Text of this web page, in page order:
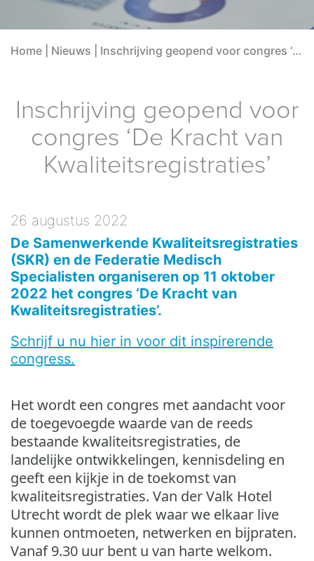
Home Nieuws Inschrijving geopend voor congres ‘De Kracht van Kwaliteitsregistraties’
Inschrijving geopend voor
congres ‘De Kracht van
Kwaliteitsregistraties’
26 augustus 2022
De Samenwerkende Kwaliteitsregistraties
(SKR) en de Federatie Medisch
Specialisten organiseren op 11 oktober
2022 het congres ‘De Kracht van
Kwaliteitsregistraties’.
Schrijf u nu hier in voor dit inspirerende
congress.
Het wordt een congres met aandacht voor
de toegevoegde waarde van de reeds
bestaande kwaliteitsregistraties, de
landelijke ontwikkelingen, kennisdeling en
geeft een kijkje in de toekomst van
kwaliteitsregistraties. Van der Valk Hotel
Utrecht wordt de plek waar we elkaar live
kunnen ontmoeten, netwerken en bijpraten.
Vanaf 9.30 uur bent u van harte welkom.